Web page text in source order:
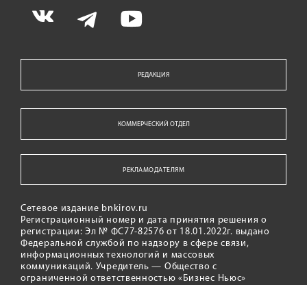
РЕДАКЦИЯ
КОММЕРЧЕСКИЙ ОТДЕЛ
РЕКЛАМОДАТЕЛЯМ
Сетевое издание bnkirov.ru
Регистрационный номер и дата принятия решения о
регистрации: Эл № ФС77-82576 от 18.01.2022г. выдано
Федеральной службой по надзору в сфере связи,
информационных технологий и массовых
коммуникаций. Учредитель — Общество с
ограниченной ответственностью «Бизнес Ньюс»